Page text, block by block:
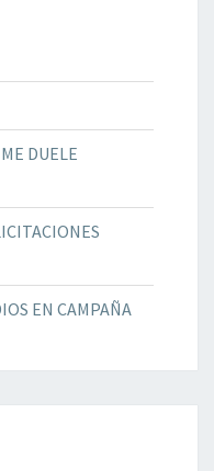
ME DUELE
EN CAMPAÑA